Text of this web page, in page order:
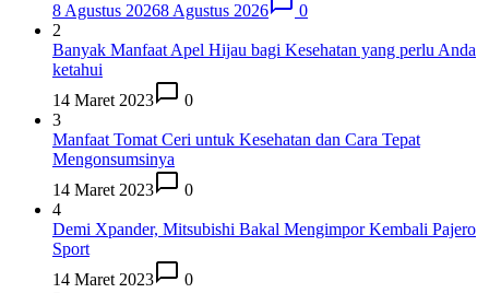
8 Agustus 20268 Agustus 2026
0
2
Banyak Manfaat Apel Hijau bagi Kesehatan yang perlu Anda
ketahui
14 Maret 2023
0
3
Manfaat Tomat Ceri untuk Kesehatan dan Cara Tepat
Mengonsumsinya
14 Maret 2023
0
4
Demi Xpander, Mitsubishi Bakal Mengimpor Kembali Pajero
Sport
14 Maret 2023
0